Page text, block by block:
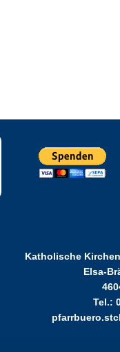
Katholische
Elsa-
Tel.: